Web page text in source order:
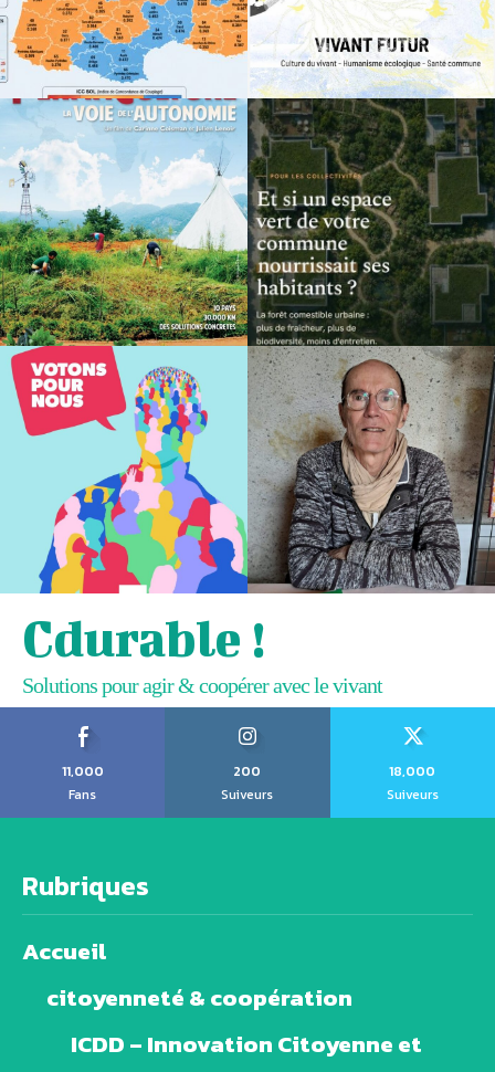
Cdurable !
Solutions pour agir & coopérer avec le vivant
11,000
Fans
200
Suiveurs
18,000
Suiveurs
Rubriques
Accueil
citoyenneté & coopération
ICDD – Innovation Citoyenne et